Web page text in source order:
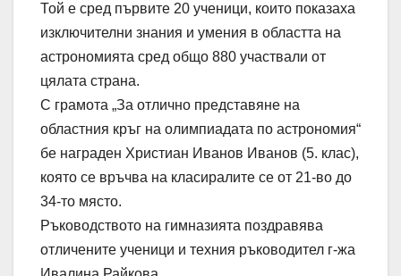
Той е сред първите 20 ученици, които показаха
изключителни знания и умения в областта на
астрономията сред общо 880 участвали от
цялата страна.
С грамота „За отлично представяне на
областния кръг на олимпиадата по астрономия“
бе награден Христиан Иванов Иванов (5. клас),
която се връчва на класиралите се от 21-во до
34-то място.
Ръководството на гимназията поздравява
отличените ученици и техния ръководител г-жа